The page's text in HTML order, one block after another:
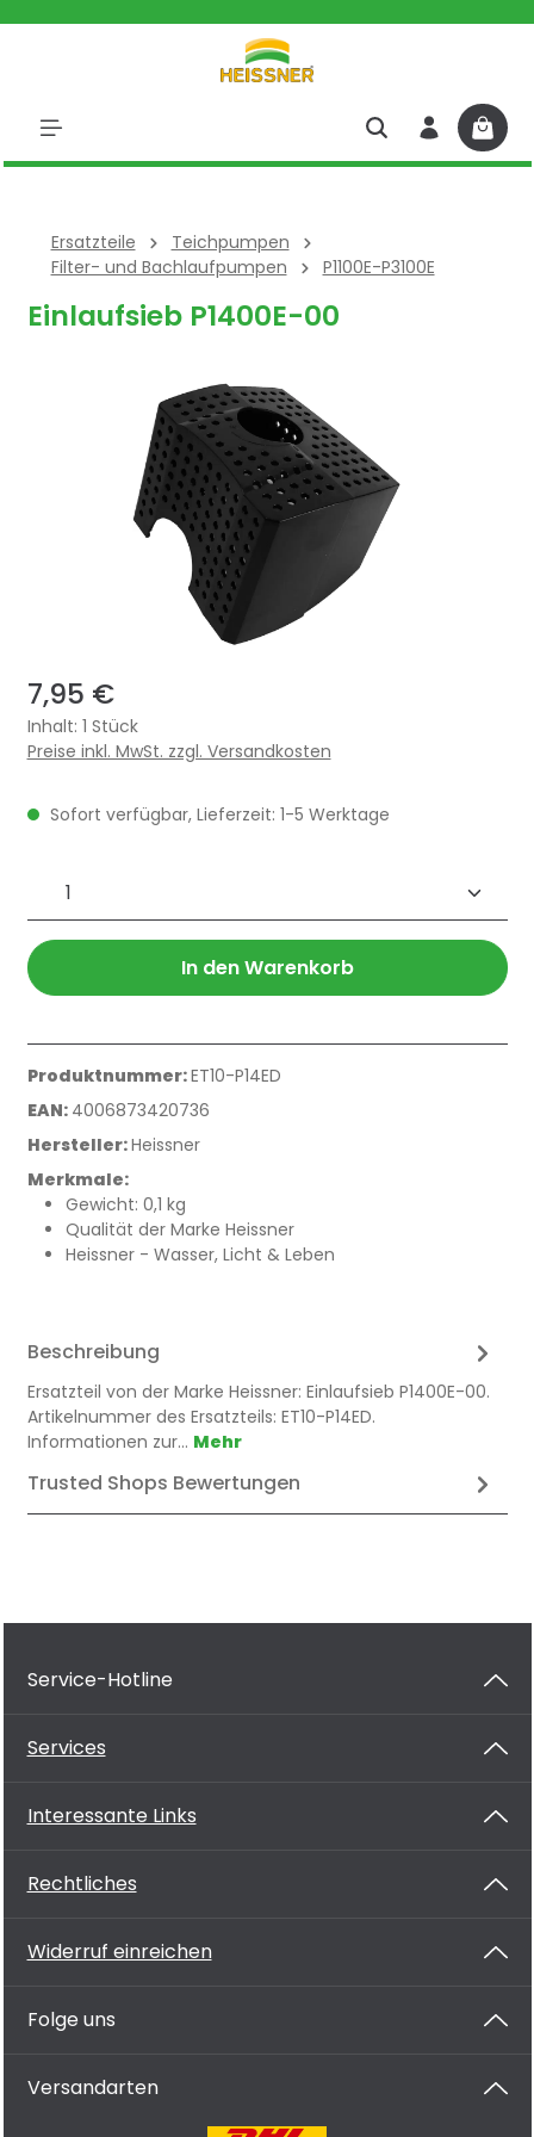
Ersatzteile
Teichpumpen
Filter- und Bachlaufpumpen
P1100E-P3100E
Einlaufsieb P1400E-00
Bildergalerie überspringen
7,95 €
Inhalt: 1 Stück
Preise inkl. MwSt. zzgl. Versandkosten
Sofort verfügbar, Lieferzeit: 1-5 Werktage
Produkt Anzahl: Gib den
In den Warenkorb
Produktnummer:ET10-P14ED
EAN: 4006873420736
Hersteller:Heissner
Merkmale:
Gewicht: 0,1 kg
Qualität der Marke Heissner
Heissner - Wasser, Licht & Leben
Beschreibung
Ersatzteil von der Marke Heissner: Einlaufsieb P1400E-00.
Artikelnummer des Ersatzteils: ET10-P14ED.
Informationen zur… Mehr
Trusted Shops Bewertungen
Service-Hotline
Services
Interessante Links
Rechtliches
Widerruf einreichen
Folge uns
Versandarten